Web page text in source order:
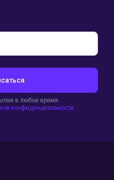
в любое время.
конфиденциальности..